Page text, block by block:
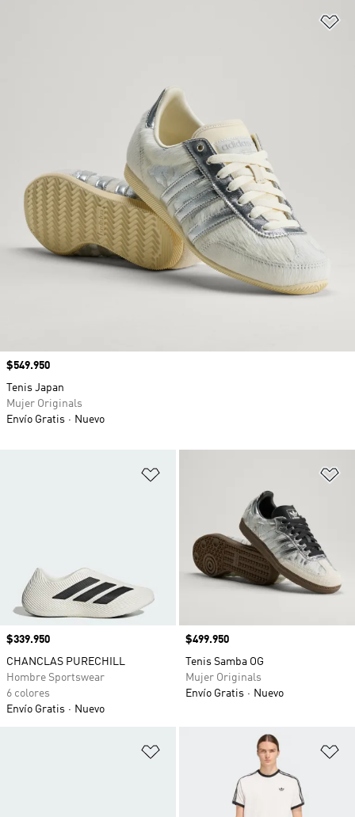
Precio
$339.950
CHANCLAS PURECHILL
Hombre Sportswear
6 colores
Envío Gratis
Nuevo
Precio
$499.950
Tenis Samba OG
Mujer Originals
Envío Gratis
Nuevo
Añadir a la lista de deseos
Precio
$549.950
Tenis Japan
Mujer Originals
Envío Gratis
Nuevo